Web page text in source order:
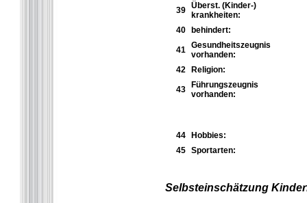
39
Überst. (Kinder-)
krankheiten:
40
behindert:
41
Gesundheitszeugnis
vorhanden:
42
Religion:
43
Führungszeugnis
vorhanden:
44
Hobbies:
45
Sportarten:
Selbsteinschätzung